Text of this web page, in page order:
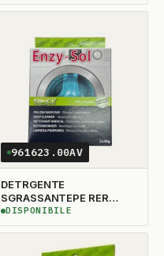
961623.00AV
DETRGENTE
SGRASSANTEPE RER
LAVATRICE N'2 ENZY SOL
DISPONIBILE
DISPONIBILE